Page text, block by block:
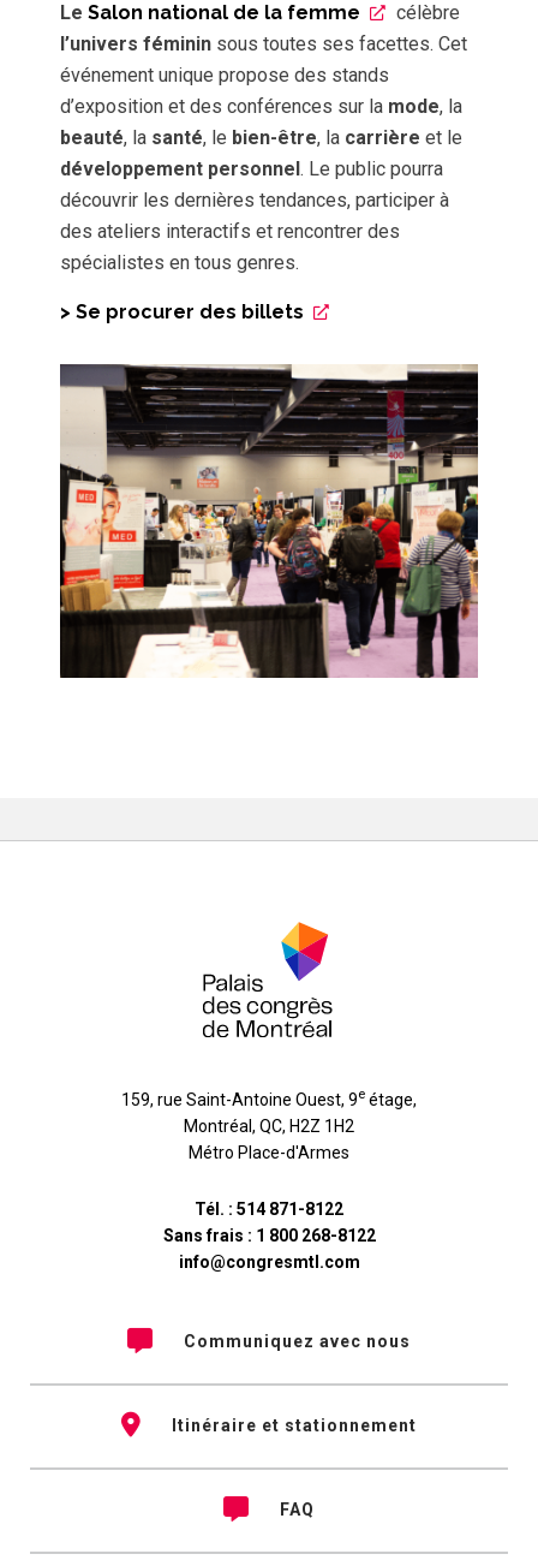
Le Salon national de la femme
célèbre
l’univers féminin sous toutes ses facettes. Cet
événement unique propose des stands
d’exposition et des conférences sur la mode, la
beauté, la santé, le bien-être, la carrière et le
développement personnel . Le public pourra
découvrir les dernières tendances, participer à
des ateliers interactifs et rencontrer des
spécialistes en tous genres.
> Se procurer des billets
159, rue Saint-Antoine Ouest, 9e étage,
Montréal , QC, H2Z 1H2
Métro Place-d'Armes
Tél. : 514 871-8122
Sans frais : 1 800 268-8122
info@congresmtl.com
Communiquez avec nous
Itinéraire et stationnement
FAQ